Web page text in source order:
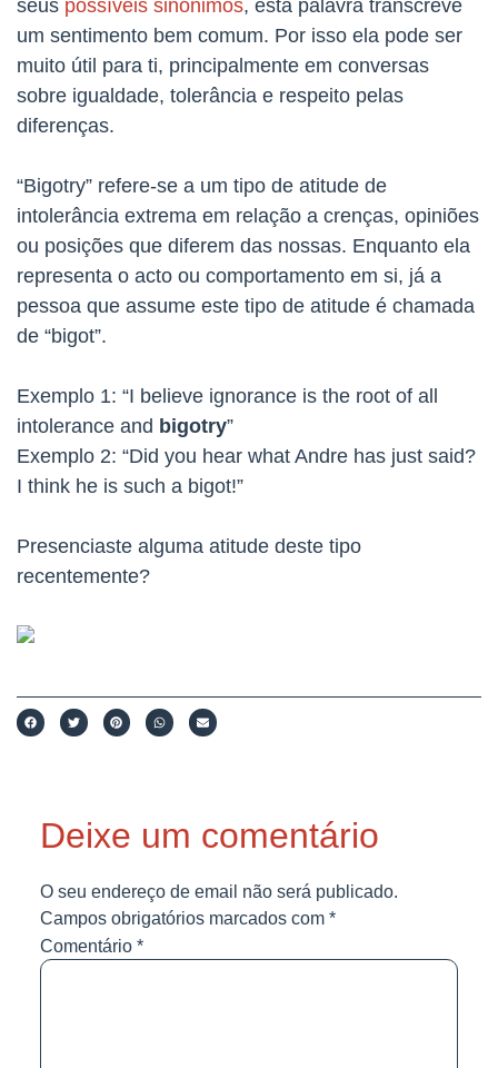
seus possíveis sinónimos, esta palavra transcreve
um sentimento bem comum. Por isso ela pode ser
muito útil para ti, principalmente em conversas
sobre igualdade, tolerância e respeito pelas
diferenças.
“Bigotry” refere-se a um tipo de atitude de
intolerância extrema em relação a crenças, opiniões
ou posições que diferem das nossas. Enquanto ela
representa o acto ou comportamento em si, já a
pessoa que assume este tipo de atitude é chamada
de “bigot”.
Exemplo 1: “I believe ignorance is the root of all
intolerance and bigotry”
Exemplo 2: “Did you hear what Andre has just said?
I think he is such a bigot!”
Presenciaste alguma atitude deste tipo
recentemente?
Deixe um comentário
O seu endereço de email não será publicado.
Campos obrigatórios marcados com *
Comentário *